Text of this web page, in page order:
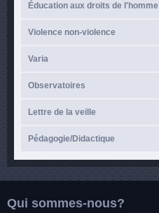
Éducation aux droits de l'homme
Violence non-violence
Varia
Observatoires
Lettre de la veille
Pédagogie/Didactique
Qui sommes-nous?